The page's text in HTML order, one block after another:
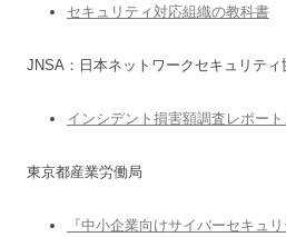
セキュリティ対応組織の教科書
JNSA：日本ネットワークセキュリティ
インシデント損害額調査レポー
東京都産業労働局
『中小企業向けサイバーセキュ